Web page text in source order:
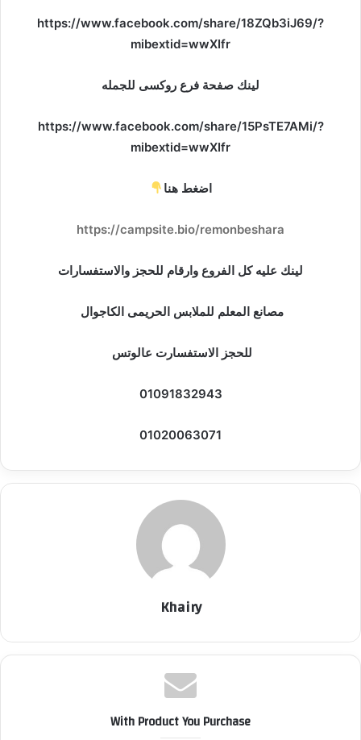
https://www.facebook.com/share/18ZQb3iJ69/?
mibextid=wwXIfr
لينك صفحة فرع روكسى للجمله
https://www.facebook.com/share/15PsTE7AMi/?
mibextid=wwXIfr
اضغط هنا
https://campsite.bio/remonbeshara
لينك عليه كل الفروع وارقام للحجز والاستفسارات
مصانع المعلم للملابس الحريمى الكاجوال
للحجز الاستفسارت عالوتس
01091832943
01020063071
Khairy
With Product You Purchase